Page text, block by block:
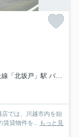
」駅 バス7分 「入西団地」 停歩5分
では、川越市内を始
貸物件を...
もっと見